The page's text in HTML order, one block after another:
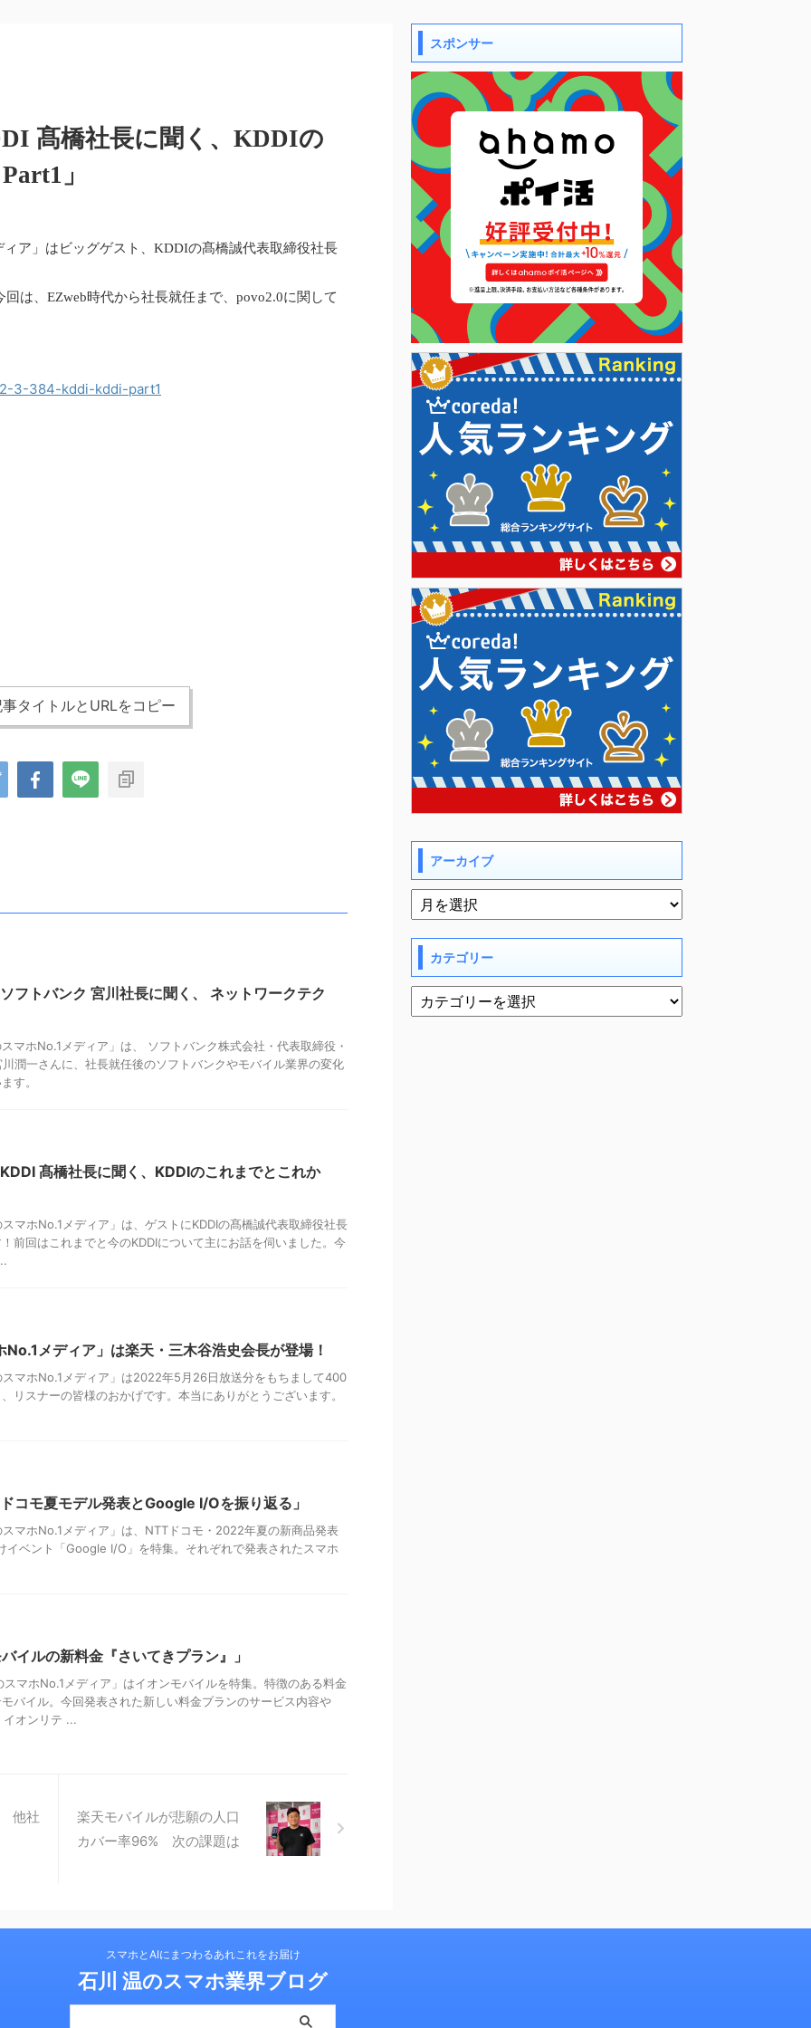
髙橋社長に聞く、KDDIの
」
ア」はビッグゲスト、KDDIの髙橋誠代表取締役社長
は、EZweb時代から社長就任まで、povo2.0に関して
3-384-kddi-kddi-part1
タイトルとURLをコピー
フトバンク 宮川社長に聞く、 ネットワークテク
マホNo.1メディア」は、 ソフトバンク株式会社・代表取締役・
潤一さんに、社長就任後のソフトバンクやモバイル業界の変化
す。
髙橋社長に聞く、KDDIのこれまでとこれか
マホNo.1メディア」は、ゲストにKDDIの髙橋誠代表取締役社長
前回はこれまでと今のKDDIについて主にお話を伺いました。今
メディア」は楽天・三木谷浩史会長が登場！
スマホNo.1メディア」は2022年5月26日放送分をもちまして400
リスナーの皆様のおかげです。本当にありがとうございます。
コモ夏モデル発表とGoogle I/Oを振り返る」
マホNo.1メディア」は、NTTドコモ・2022年夏の新商品発表
イベント「Google I/O」を特集。それぞれで発表されたスマホ
イルの新料金『さいてきプラン』」
マホNo.1メディア」はイオンモバイルを特集。特徴のある料金
バイル。今回発表された新しい料金プランのサービス内容や
オンリテ ...
他社
楽天モバイルが悲願の人口
カバー率96% 次の課題は
スポンサー
アーカイブ
カテゴリー
スマホとAIにまつわるあれこれをお届け
石川 温のスマホ業界ブログ